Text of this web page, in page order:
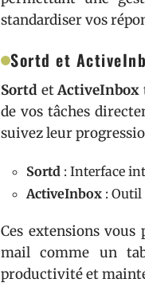
standardiser vos
Sortd et
Sortd etActiveInbox
de vos tâches
suivez leur
Sortd : Interface
ActiveInbox : Outil
Ces extensions
mail comme un
productivité et